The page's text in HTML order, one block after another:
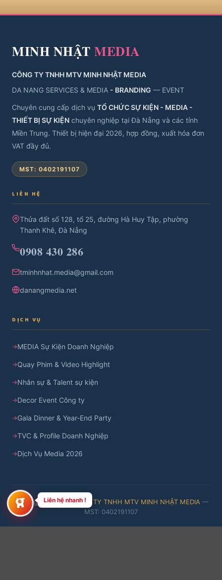
MINH NHẬT MEDIA
CÔNG TY TNHH MTV MINH NHẬT MEDIA
DA NANG SERVICES & MEDIA - BRANDING — EVENT
Chuyên cung cấp dịch vụ TỔ CHỨC SỰ KIỆN - MEDIA -
THIẾT BỊ SỰ KIỆN chuyên nghiệp tại Đà Nẵng và các tỉnh
Miền Trung. Thiết bị hiện đại 2026, hợp đồng, xuất hóa đơn
VAT đầy đủ.
MST: 0402191107
LIÊN HỆ
Thửa đất số 128, tổ 25, đường Hà Huy Tập, phường
Thanh Khê, Đà Nẵng
0908 430 286
tminhnhat.media@gmail.com
danangmedia.net
DỊCH VỤ
MEDIA Sự Kiện Doanh Nghiệp
Quay Phim & Video Highlight
Nhân sự & Talent sự kiện
Decor Event Công ty
Gala Dinner & Year-End Party
TVC & Profile Doanh Nghiệp
Dịch Vụ Media 2026
Copyright © 2026CÔNG TY TNHH MTV MINH NHẬT MEDIA —
MST: 0402191107
Liên hệ nhanh !